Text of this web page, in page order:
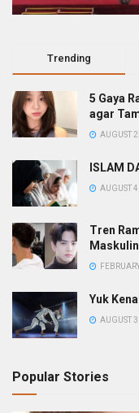
Trending
5 Gaya
agar
AUGUST
ISLAM
AUGUST
Tren
Maskulin
Yuk
AUGUST
Popular Stories